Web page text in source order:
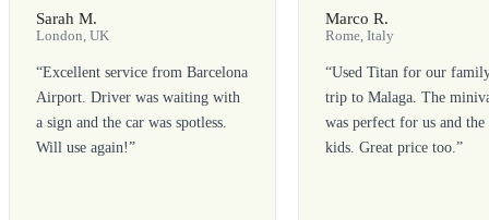
Sarah M.
London, UK
“Excellent service from Barcelona
Airport. Driver was waiting with
a sign and the car was spotless.
Will use again!”
Marco R.
Rome, Italy
“Used Titan for our
trip to Malaga. The
was perfect for us and the
kids. Great price too.”